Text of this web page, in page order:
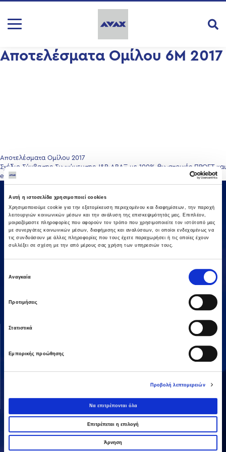
Αυτή η ιστοσελίδα χρησιμοποιεί cookies
Χρησιμοποιούμε cookie για την εξατομίκευση περιεχομένου και διαφημίσεων, την παροχή
λειτουργιών κοινωνικών μέσων και την ανάλυση της επισκεψιμότητάς μας. Επιπλέον,
μοιραζόμαστε πληροφορίες που αφορούν τον τρόπο που χρησιμοποιείτε τον ιστότοπό μας
με συνεργάτες κοινωνικών μέσων, διαφήμισης και αναλύσεων, οι οποίοι ενδεχομένως να
τις συνδυάσουν με άλλες πληροφορίες που τους έχετε παραχωρήσει ή τις οποίες έχουν
συλλέξει σε σχέση με την από μέρους σας χρήση των υπηρεσιών τους.
συγκατάθεσης
Αναγκαία
Προτιμήσεις
Στατιστικά
Εμπορικής προώθησης
Προβολή λεπτομερειών
Να επιτρέπονται όλα
Επιτρέπεται η επιλογή
Άρνηση
Αποτελέσματα Ομίλου 6Μ 2017
Πλοήγηση
άρθρων
Αποτελέσματα Ομίλου 2017
Σχέδιο Σύμβασης Συγχώνευσης J&P-ΑΒΑΞ με 100% θυγατρικές ΠΡΟΕΤ και
e-construction
Διοικητική Δομή
Οι Άνθρωποί μας
ΔΡΑΣΤΗΡΙΟΤΗΤΕΣ
Παραχωρήσεις / ΣΔΙΤ
Ανάπτυξη Ακινήτων
ΜΕΤΟΧΗ